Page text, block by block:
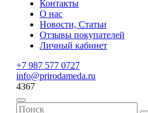
Контакты
О нас
Новости, Статьи
Отзывы покупателей
Личный кабинет
+7 987 577 0727
info@prirodameda.ru
4367